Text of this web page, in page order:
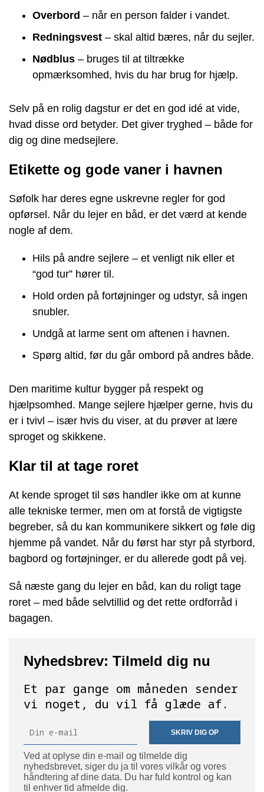
Overbord – når en person falder i vandet.
Redningsvest – skal altid bæres, når du sejler.
Nødblus – bruges til at tiltrække
opmærksomhed, hvis du har brug for hjælp.
Selv på en rolig dagstur er det en god idé at vide,
hvad disse ord betyder. Det giver tryghed – både for
dig og dine medsejlere.
Etikette og gode vaner i havnen
Søfolk har deres egne uskrevne regler for god
opførsel. Når du lejer en båd, er det værd at kende
nogle af dem.
Hils på andre sejlere – et venligt nik eller et
“god tur” hører til.
Hold orden på fortøjninger og udstyr, så ingen
snubler.
Undgå at larme sent om aftenen i havnen.
Spørg altid, før du går ombord på andres både.
Den maritime kultur bygger på respekt og
hjælpsomhed. Mange sejlere hjælper gerne, hvis du
er i tvivl – især hvis du viser, at du prøver at lære
sproget og skikkene.
Klar til at tage roret
At kende sproget til søs handler ikke om at kunne
alle tekniske termer, men om at forstå de vigtigste
begreber, så du kan kommunikere sikkert og føle dig
hjemme på vandet. Når du først har styr på styrbord,
bagbord og fortøjninger, er du allerede godt på vej.
Så næste gang du lejer en båd, kan du roligt tage
roret – med både selvtillid og det rette ordforråd i
bagagen.
Nyhedsbrev: Tilmeld dig nu
Et par gange om måneden sender
vi noget, du vil få glæde af.
SKRIV DIG OP
Ved at oplyse din e-mail og tilmelde dig
nyhedsbrevet, siger du ja til vores vilkår og vores
håndtering af dine data. Du har fuld kontrol og kan
til enhver tid afmelde dig.